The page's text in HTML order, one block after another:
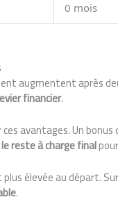
0 mois
augmentent après
financier.
avantages. Un
reste à charge final
élevée au départ.
.